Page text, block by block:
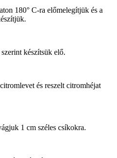
180° C-ra előmelegítjük és a
készítsük elő.
és reszelt citromhéjat
1 cm széles csíkokra.